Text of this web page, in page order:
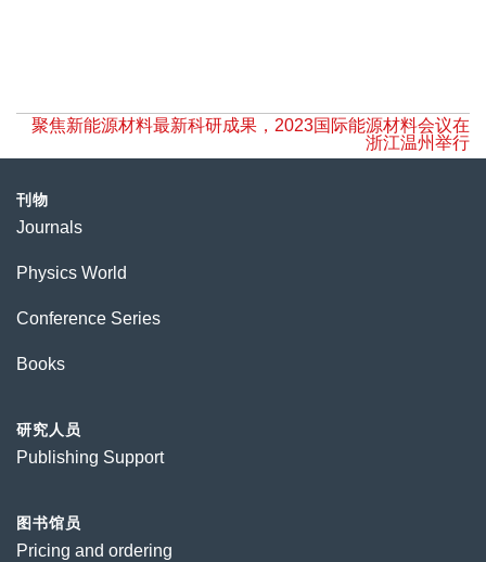
聚焦新能源材料最新科研成果，2023国际能源材料会议在
浙江温州举行
刊物
Journals
Physics World
Conference Series
Books
研究人员
Publishing Support
图书馆员
Pricing and ordering